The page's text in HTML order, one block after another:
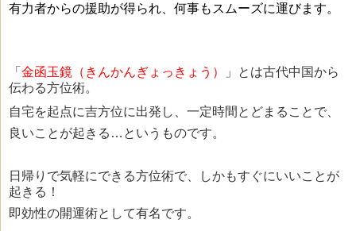
有力者からの援助が得られ、何事もスムーズに運びます。
「 金函玉鏡（きんかんぎょっきょう）
」とは古代中国から
伝わる方位術。
自宅を起点に吉方位に出発し、一定時間とどまることで、
良いことが起きる…というものです。
日帰りで気軽にできる方位術で、しかもすぐにいいことが
起きる！
即効性の開運術として有名です。